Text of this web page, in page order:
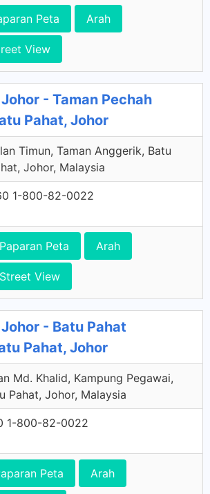
Peta Arah
View
- Taman Pechah
Pahat, Johor
Timun, Taman Anggerik, Batu
Johor, Malaysia
1-800-82-0022
Paparan Peta Arah
Street View
- Batu Pahat
Pahat, Johor
Md. Khalid, Kampung Pegawai,
Pahat, Johor, Malaysia
1-800-82-0022
Peta Arah